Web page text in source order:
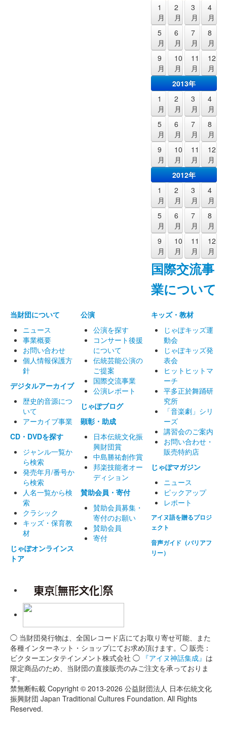
1
月
2
月
3
月
4
月
5
月
6
月
7
月
8
月
9
月
10
月
11
月
12
月
2013年
1
月
2
月
3
月
4
月
5
月
6
月
7
月
8
月
9
月
10
月
11
月
12
月
2012年
1
月
2
月
3
月
4
月
5
月
6
月
7
月
8
月
9
月
10
月
11
月
12
月
国際交流事
業について
当財団について
ニュース
事業概要
お問い合わせ
個人情報保護方
針
デジタルアーカイブ
歴史的音源につ
いて
アーカイブ事業
CD・DVDを探す
ジャンル一覧か
ら検索
発売年月/番号か
ら検索
人名一覧から検
索
クラシック
キッズ・保育教
材
じゃぽオンラインス
トア
公演
公演を探す
コンサート後援
について
伝統芸能公演の
ご提案
国際交流事業
公演レポート
じゃぽブログ
顕彰・助成
日本伝統文化振
興財団賞
中島勝祐創作賞
邦楽技能者オー
ディション
賛助会員・寄付
賛助会員募集・
寄付のお願い
賛助会員
寄付
キッズ・教材
じゃぽキッズ運
動会
じゃぽキッズ発
表会
ヒットヒットマ
ーチ
平多正於舞踊研
究所
「音楽劇」シリ
ーズ
講習会のご案内
お問い合わせ・
販売特約店
じゃぽマガジン
ニュース
ピックアップ
レポート
アイヌ語を贈るプロジ
ェクト
音声ガイド（バリアフ
リー）
◯ 当財団発行物は、全国レコード店にてお取り寄せ可能、また
各種インターネット・ショップにてお求め頂けます。◯ 販売：
ビクターエンタテインメント株式会社 ◯ 『アイヌ神話集成』 は
限定商品のため、当財団の直接販売のみご注文を承っておりま
す。
禁無断転載 Copyright © 2013-2026 公益財団法人 日本伝統文化
振興財団 Japan Traditional Cultures Foundation. All Rights
Reserved.